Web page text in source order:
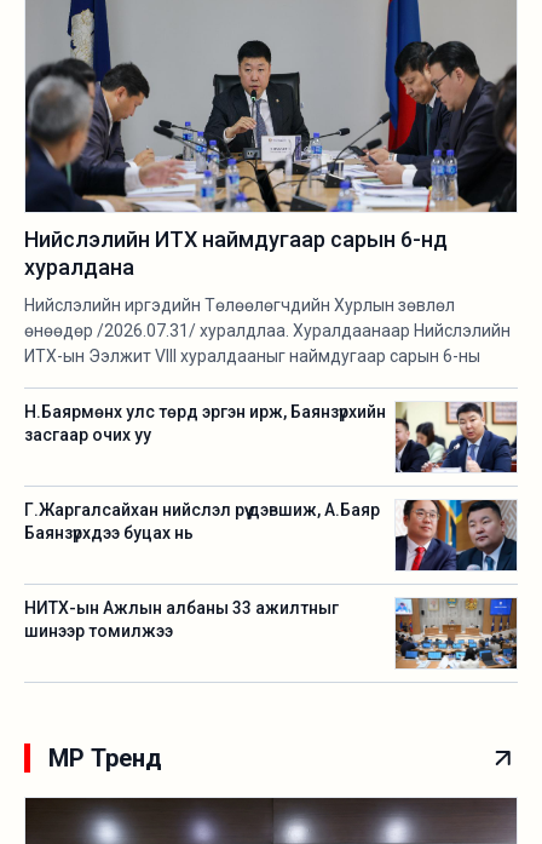
Нийслэлийн ИТХ наймдугаар сарын 6-нд
хуралдана
Нийслэлийн иргэдийн Төлөөлөгчдийн Хурлын зөвлөл
өнөөдөр /2026.07.31/ хуралдлаа. Хуралдаанаар Нийслэлийн
ИТХ-ын Ээлжит VIII хуралдааныг наймдугаар сарын 6-ны
Н.Баярмөнх улс төрд эргэн ирж, Баянзүрхийн
засгаар очих уу
Г.Жаргалсайхан нийслэл рүү дэвшиж, А.Баяр
Баянзүрхдээ буцах нь
НИТХ-ын Ажлын албаны 33 ажилтныг
шинээр томилжээ
MP Тренд